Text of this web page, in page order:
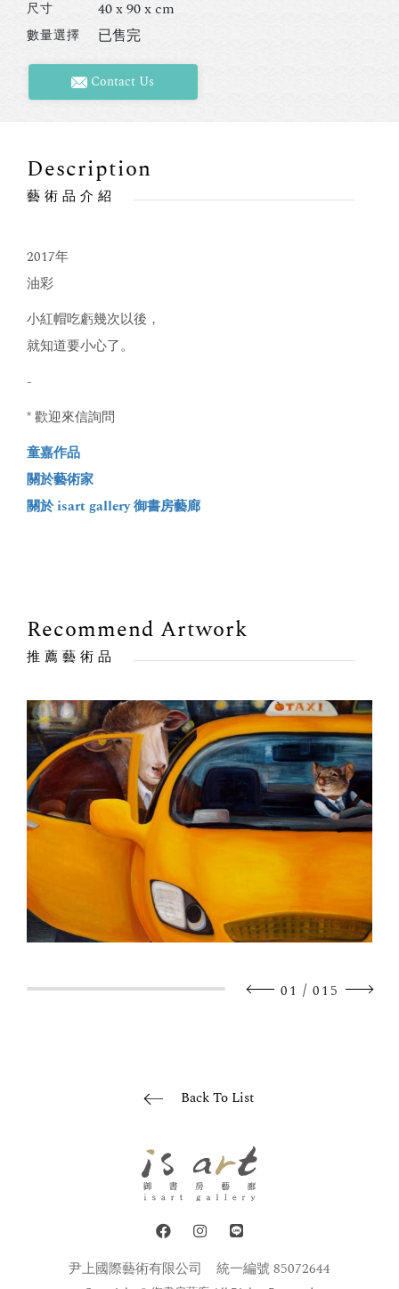
尺寸 40 x 90 x cm
數量選擇 已售完
Contact Us
Description
藝術品介紹
2017年
油彩
小紅帽吃虧幾次以後，
就知道要小心了。
-
* 歡迎來信詢問
童嘉作品
關於藝術家
關於 isart gallery 御書房藝廊
Recommend Artwork
推薦藝術品
01 / 015
Back To List
尹上國際藝術有限公司 統一編號 85072644